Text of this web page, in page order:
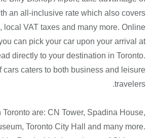
an all-inclusive rate which also covers
local VAT taxes and many more. Online
can pick your car upon your arrival at
directly to your destination in Toronto.
cars caters to both business and leisure
travelers.
Toronto are: CN Tower, Spadina House,
Toronto City Hall and many more.